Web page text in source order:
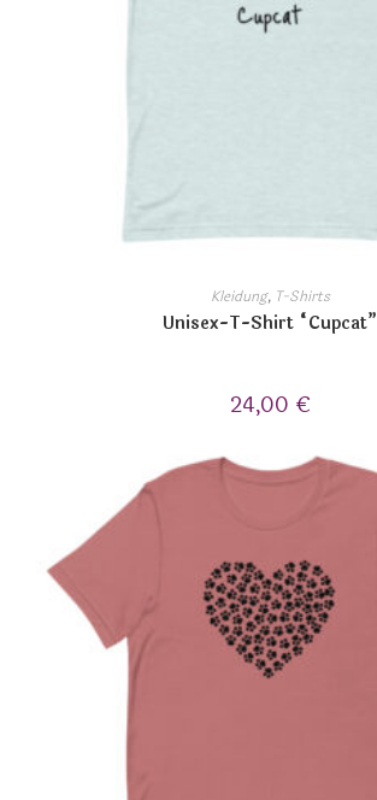
Kleidung, T-Shirts
Unisex-T-Shirt “Cupcat”
24,00 €